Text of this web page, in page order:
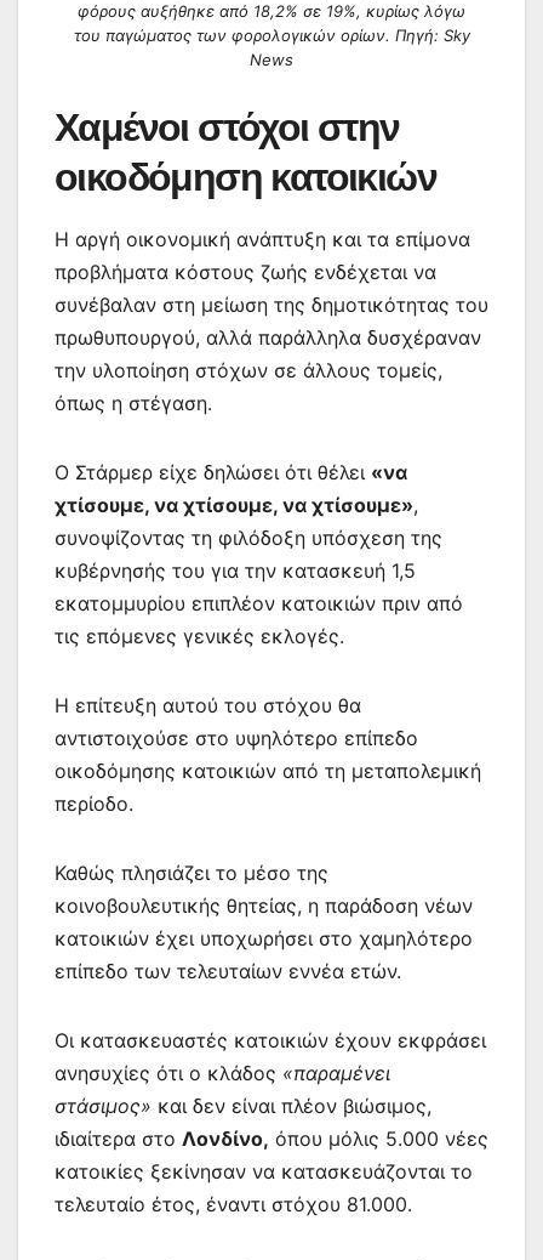
φόρους αυξήθηκε από 18,2% σε 19%, κυρίως λόγω
του παγώματος των φορολογικών ορίων. Πηγή: Sky
News
Χαμένοι στόχοι στην
οικοδόμηση κατοικιών
Η αργή οικονομική ανάπτυξη και τα επίμονα
προβλήματα κόστους ζωής ενδέχεται να
συνέβαλαν στη μείωση της δημοτικότητας του
πρωθυπουργού, αλλά παράλληλα δυσχέραναν
την υλοποίηση στόχων σε άλλους τομείς,
όπως η στέγαση.
Ο Στάρμερ είχε δηλώσει ότι θέλει «να
χτίσουμε, να χτίσουμε, να χτίσουμε»,
συνοψίζοντας τη φιλόδοξη υπόσχεση της
κυβέρνησής του για την κατασκευή 1,5
εκατομμυρίου επιπλέον κατοικιών πριν από
τις επόμενες γενικές εκλογές.
Η επίτευξη αυτού του στόχου θα
αντιστοιχούσε στο υψηλότερο επίπεδο
οικοδόμησης κατοικιών από τη μεταπολεμική
περίοδο.
Καθώς πλησιάζει το μέσο της
κοινοβουλευτικής θητείας, η παράδοση νέων
κατοικιών έχει υποχωρήσει στο χαμηλότερο
επίπεδο των τελευταίων εννέα ετών.
Οι κατασκευαστές κατοικιών έχουν εκφράσει
ανησυχίες ότι ο κλάδος «παραμένει
στάσιμος» και δεν είναι πλέον βιώσιμος,
ιδιαίτερα στο Λονδίνο, όπου μόλις 5.000 νέες
κατοικίες ξεκίνησαν να κατασκευάζονται το
τελευταίο έτος, έναντι στόχου 81.000.